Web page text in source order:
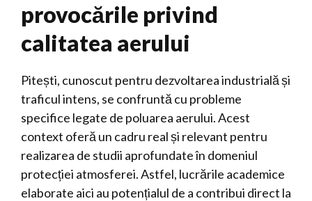
provocările privind
calitatea aerului
Pitești, cunoscut pentru dezvoltarea industrială și
traficul intens, se confruntă cu probleme
specifice legate de poluarea aerului. Acest
context oferă un cadru real și relevant pentru
realizarea de studii aprofundate în domeniul
protecției atmosferei. Astfel, lucrările academice
elaborate aici au potențialul de a contribui direct la